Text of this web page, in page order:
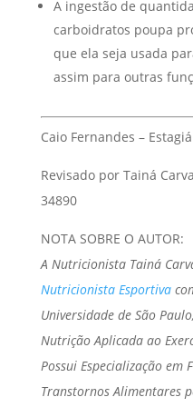
A ingestão de
carboidratos poupa
que ela seja usada
assim para outras
Caio Fernandes –
Revisado por Tainá
34890
NOTA SOBRE O AUTOR:
A Nutricionista Tainá
Nutricionista Esportiva
Universidade de São
Nutrição Aplicada ao
Possui Especialização em
Transtornos Alimentares